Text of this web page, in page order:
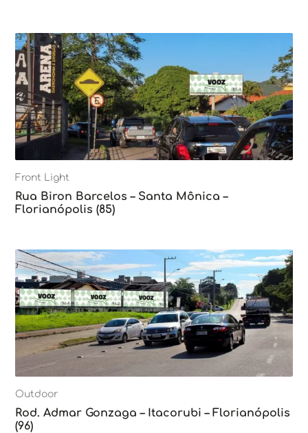
Front Light
Rua Biron Barcelos – Santa Mônica –
Florianópolis (85)
Outdoor
Rod. Admar Gonzaga – Itacorubi – Florianópolis
(96)